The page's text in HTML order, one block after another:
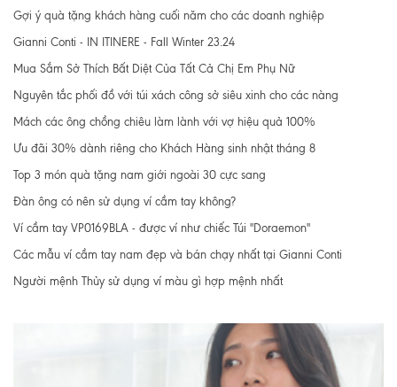
Gợi ý quà tặng khách hàng cuối năm cho các doanh nghiệp
Gianni Conti - IN ITINERE - Fall Winter 23.24
Mua Sắm Sở Thích Bất Diệt Của Tất Cả Chị Em Phụ Nữ
Nguyên tắc phối đồ với túi xách công sở siêu xinh cho các nàng
Mách các ông chồng chiêu làm lành với vợ hiệu quả 100%
Ưu đãi 30% dành riêng cho Khách Hàng sinh nhật tháng 8
Top 3 món quà tặng nam giới ngoài 30 cực sang
Đàn ông có nên sử dụng ví cầm tay không?
Ví cầm tay VP0169BLA - được ví như chiếc Túi "Doraemon"
Các mẫu ví cầm tay nam đẹp và bán chạy nhất tại Gianni Conti
Người mệnh Thủy sử dụng ví màu gì hợp mệnh nhất